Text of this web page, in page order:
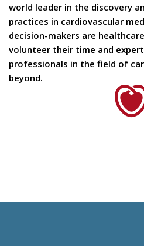
world leader in the discovery
practices in cardiovascular
decision-makers are
volunteer their time and
professionals in the field of
beyond.